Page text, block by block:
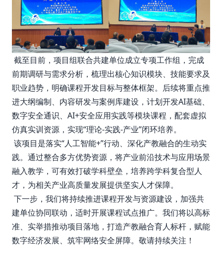
截至目前，项目组联合共建单位成立专项工作组，完成
前期调研与需求分析，梳理出核心知识模块、技能要求及
职业趋势，明确课程开发目标与整体框架。后续将重点推
进大纲编制、内容研发与案例库建设，计划开发AI基础、
数字安全通识、AI+安全应用实践等模块课程，配套虚拟
仿真实训资源，实现“理论-实践-产业”闭环培养。
该项目是落实“人工智能+”行动、深化产教融合的生动实
践。通过整合多方优势资源，将产业前沿技术与应用场景
融入教学，可有效打破学科壁垒，培养跨学科复合型人
才，为相关产业高质量发展提供坚实人才保障。
下一步，我们将持续推进课程开发与资源建设，加强共
建单位协同联动，适时开展课程试点推广。我们将以高标
准、实举措推动项目落地，打造产教融合育人标杆，赋能
数字经济发展、筑牢网络安全屏障。敬请持续关注！